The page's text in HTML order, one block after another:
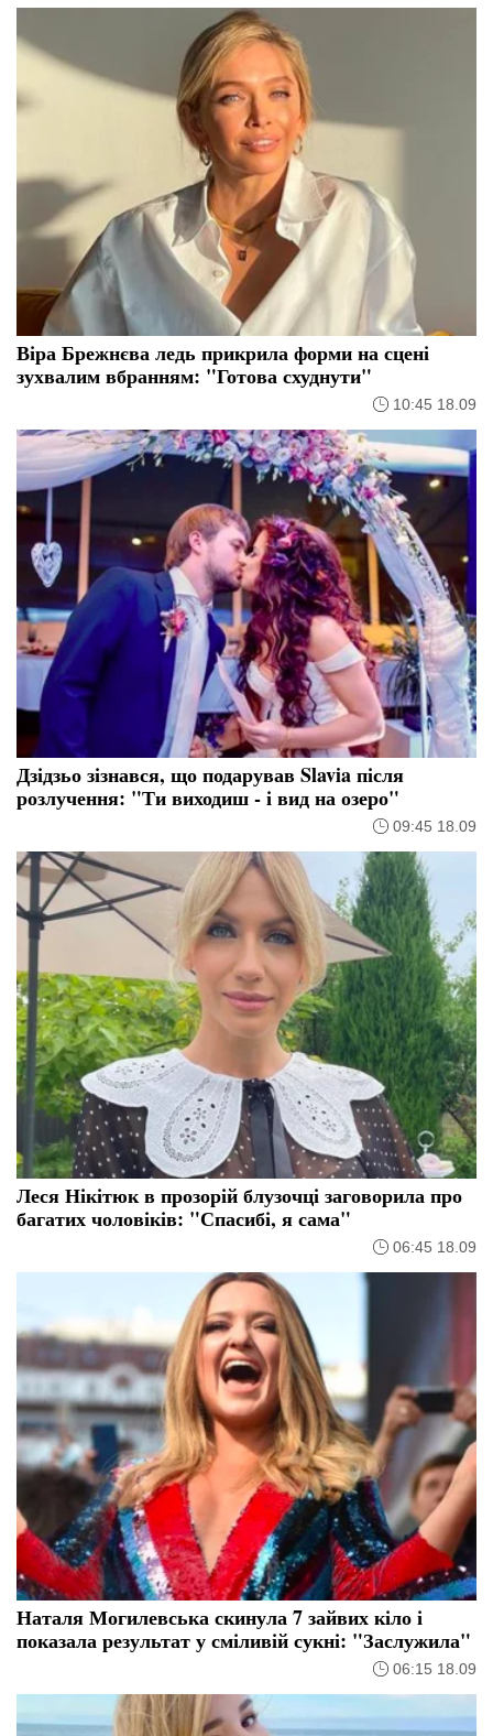
Віра Брежнєва ледь прикрила форми на сцені
зухвалим вбранням: "Готова схуднути"
10:45 18.09
Дзідзьо зізнався, що подарував Slavia після
розлучення: "Ти виходиш - і вид на озеро"
09:45 18.09
Леся Нікітюк в прозорій блузочці заговорила про
багатих чоловіків: "Спасибі, я сама"
06:45 18.09
Наталя Могилевська скинула 7 зайвих кіло і
показала результат у сміливій сукні: "Заслужила"
06:15 18.09